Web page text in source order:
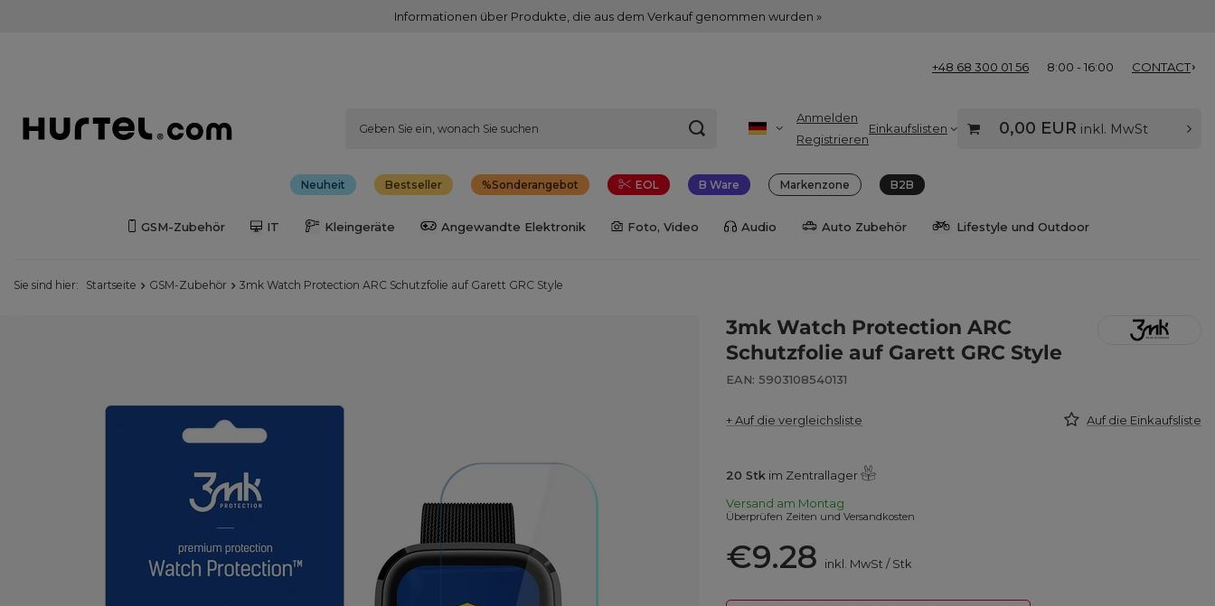
Informationen über Produkte, die aus dem Verkauf genommen wurden »
+48 68 300 01 56 8:00 - 16:00 CONTACT
Anmelden
Registrieren
Einkaufslisten 0,00 EUR inkl. MwSt
Neuheit Bestseller Sonderangebot EOL B Ware Markenzone B2B
GSM-Zubehör IT Kleingeräte Angewandte Elektronik Foto, Video Audio Auto Zubehör Lifestyle und Outdoor
Sie sind hier: Startseite GSM-Zubehör 3mk Watch Protection ARC Schutzfolie auf Garett GRC Style
3mk Watch Protection ARC
Schutzfolie auf Garett GRC Style
EAN: 5903108540131
+ Auf die vergleichsliste Auf die Einkaufsliste
20 Stk im Zentrallager
Versand am Montag
Überprüfen Zeiten und Versandkosten
€9.28 inkl. MwSt /Stk